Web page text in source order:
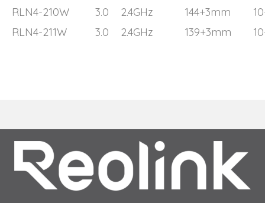
RLN4-210W
3.0 2.4GHz 144+3mm 10
RLN4-211W
3.0 2.4GHz 139+3mm 10